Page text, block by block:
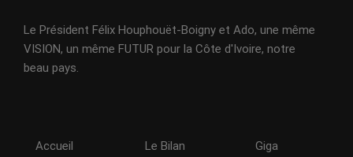
Le Président Félix Houphouët-Boigny et Ado, une même
VISION, un même FUTUR pour la Côte d'Ivoire, notre
beau pays.
Accueil
Le Bilan
Giga